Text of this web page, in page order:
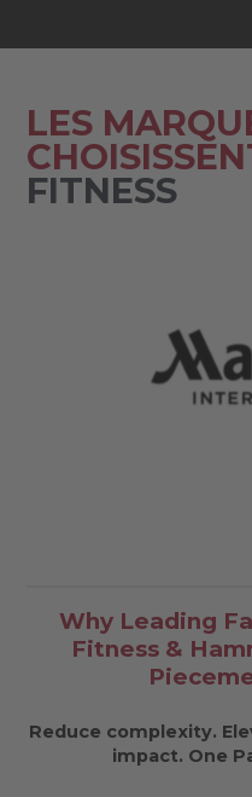
LES
FITNESS
Why Leading
Fitness &
Reduce complexity.
impact. One